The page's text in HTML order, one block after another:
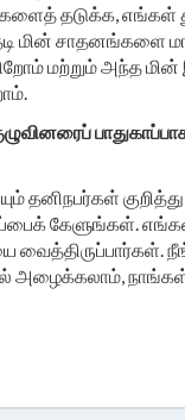
தடுக்க,
மின் சாதனங்களை
மற்றும் அந்த மின்
தனிநபர்கள்
கேளுங்கள்.
வைத்திருப்பார்கள்.
நாங்கள்